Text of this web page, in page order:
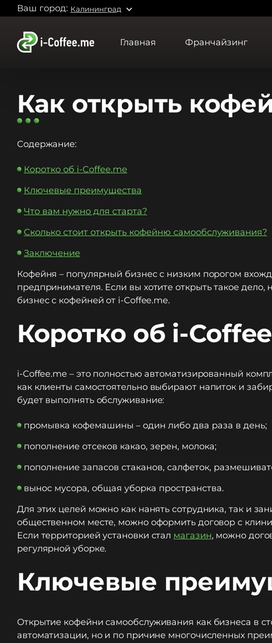
Ваш город: Калининград expand_more
Главная Франчайзинг
Как открыть
Содержание:
Коротко об i-Coffee.me
Ключевые преимущества
Что вам нужно для старта?
Сколько стоит открыть кофейню самообслуживания?
Заключение
Кофейня – популярный бизнес с низким порогом
предпринимателя. Если вы хотите открыть такое
бизнес с кофейней от i-Coffee.me.
Коротко об i-
i-Coffee.me – это полностью автоматизированный
как клиенты самостоятельно выбирают напиток и
будет выполнять обслуживание:
промывка кофемашины – один либо два раза в день;
пополнение отсеков какао, зерен, молока;
пополнение запасов стаканов, салфеток,
вынос мусора, общая уборка пространства.
Для этих целей можно как нанять сотрудника, так и
общественном месте, можно оформить договор с
Если территорией установки стал магазин, можно
регулярной уборке.
Ключевые
Открытие кофейни самообслуживания как бизнеса в
автоматизации, но и по причине многочисленных